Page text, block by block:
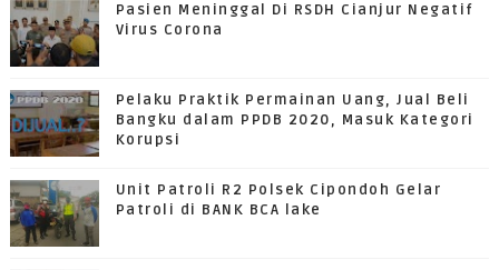
Pasien Meninggal Di RSDH Cianjur Negatif
Virus Corona
Pelaku Praktik Permainan Uang, Jual Beli
Bangku dalam PPDB 2020, Masuk Kategori
Korupsi
Unit Patroli R2 Polsek Cipondoh Gelar
Patroli di BANK BCA lake